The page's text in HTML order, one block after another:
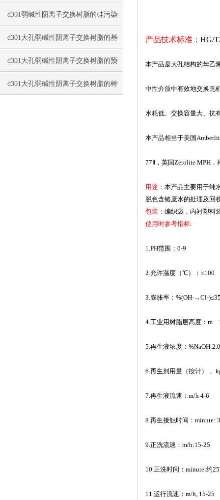
容与技术
d301弱碱性阴离子交换树脂的硅污染
与油污染与解决
d301大孔弱碱性阴离子交换树脂的基
础介绍与再生方法
d301大孔弱碱性阴离子交换树脂的预
处理注意事项
d301大孔弱碱性阴离子交换树脂的树
产品技术标准： HG/
本产品是大孔结构的苯乙
中性介质中有效地交换无
水耗低、交换容量大、抗
本产品相当于美国
77Ⅱ，英国Zerolite MPH
用途： 本产品主要用于纯
脱色含铬废水的处理及回
包装： 编织袋，内衬塑料
使用时参考指标:
1.PH范围： 0-9
2.允许温度（℃）：≤100
3.膨胀率： %(OH-→Cl-)≤
4.工业用树脂层高度： m
5.再生液浓度：
6.再生剂用量（按计），
7.再生液流速： m/h 4-6
8.再生接触时间： minute:
9.正洗流速： m/h:15-25
10.正洗时间： minute:约25
11.运行流速： m/h, 15-25